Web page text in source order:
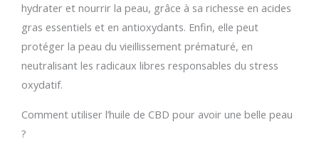
hydrater et nourrir la peau, grâce à sa richesse en acides
gras essentiels et en antioxydants. Enfin, elle peut
protéger la peau du vieillissement prématuré, en
neutralisant les radicaux libres responsables du stress
oxydatif.
Comment utiliser l’huile de CBD pour avoir une belle peau
?